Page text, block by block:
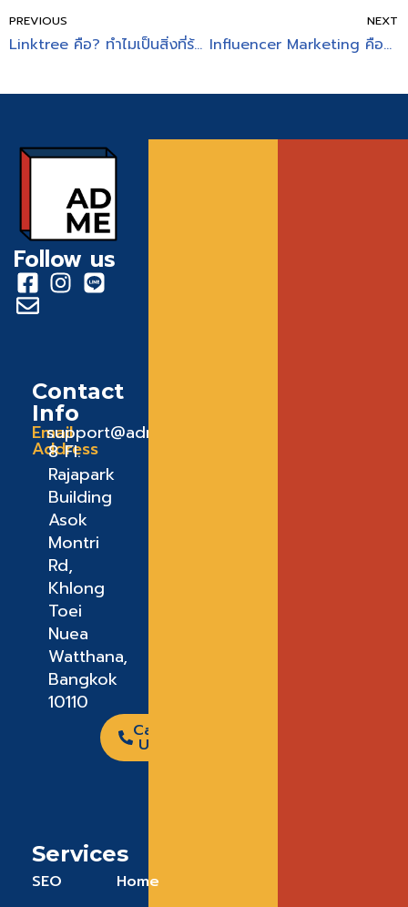
PREVIOUS
Linktree คือ? ทำไมเป็นสิ่งที่ร้านค้าออนไลน์ควรรู้!
NEXT
Influencer Marketing คือแผนกลยุทธ์ที่ทำให้ธุรกิจเติบโต
Follow us
Contact
Info
Email
support@admeadme.co
Address
8 FI.
Rajapark
Building
Asok
Montri
Rd,
Khlong
Toei
Nuea
Watthana,
Bangkok
10110
Call
Us
Services
SEO
Home